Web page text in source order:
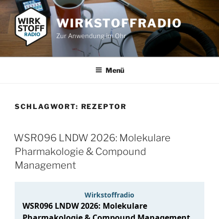
Zum
Inhalt
springen
WIRKSTOFFRADIO
Zur Anwendung im Ohr
Menü
SCHLAGWORT: REZEPTOR
WSR096 LNDW 2026: Molekulare
Pharmakologie & Compound
Management